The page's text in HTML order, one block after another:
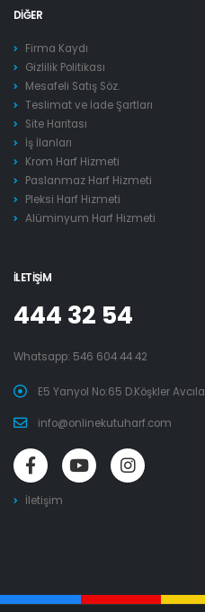
DIĞER
Firma Kaydı
Gizlilik Politikası
Mesafeli Satış Söz.
Teslimat ve İade Şartları
Site Haritası
İş İlanları
Krom Harf Hizmeti
Paslanmaz Harf Hizmeti
Pleksi Harf Hizmeti
Alüminyum Harf Hizmeti
İLETIŞIM
444 32 54
Whatsapp: 546 604 44 42
E5 Yanyol No:65 D.Köşkler
info@onlinekutuharf.com
İletişim